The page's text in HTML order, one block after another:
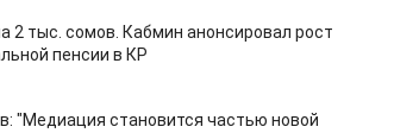
2 тыс. сомов. Кабмин анонсировал рост
пенсии в КР
"Медиация становится частью новой